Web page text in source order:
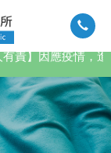
責】因應疫情，進